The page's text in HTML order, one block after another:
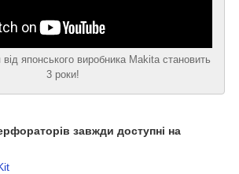
від японського виробника Makita становить
3 роки!
завжди доступні на